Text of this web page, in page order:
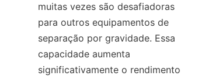
muitas vezes são desafiadoras
para outros equipamentos de
separação por gravidade. Essa
capacidade aumenta
significativamente o rendimento